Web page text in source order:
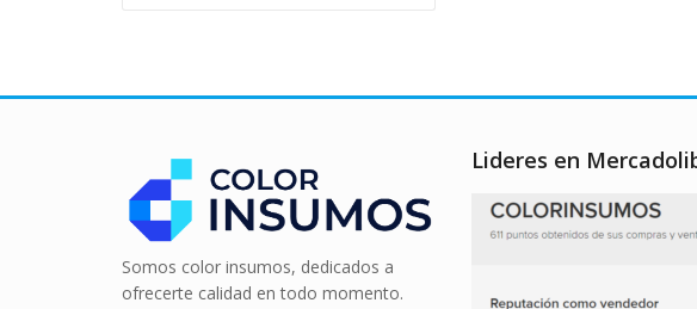
Somos color insumos, dedicados a
ofrecerte calidad en todo momento.
Lideres en